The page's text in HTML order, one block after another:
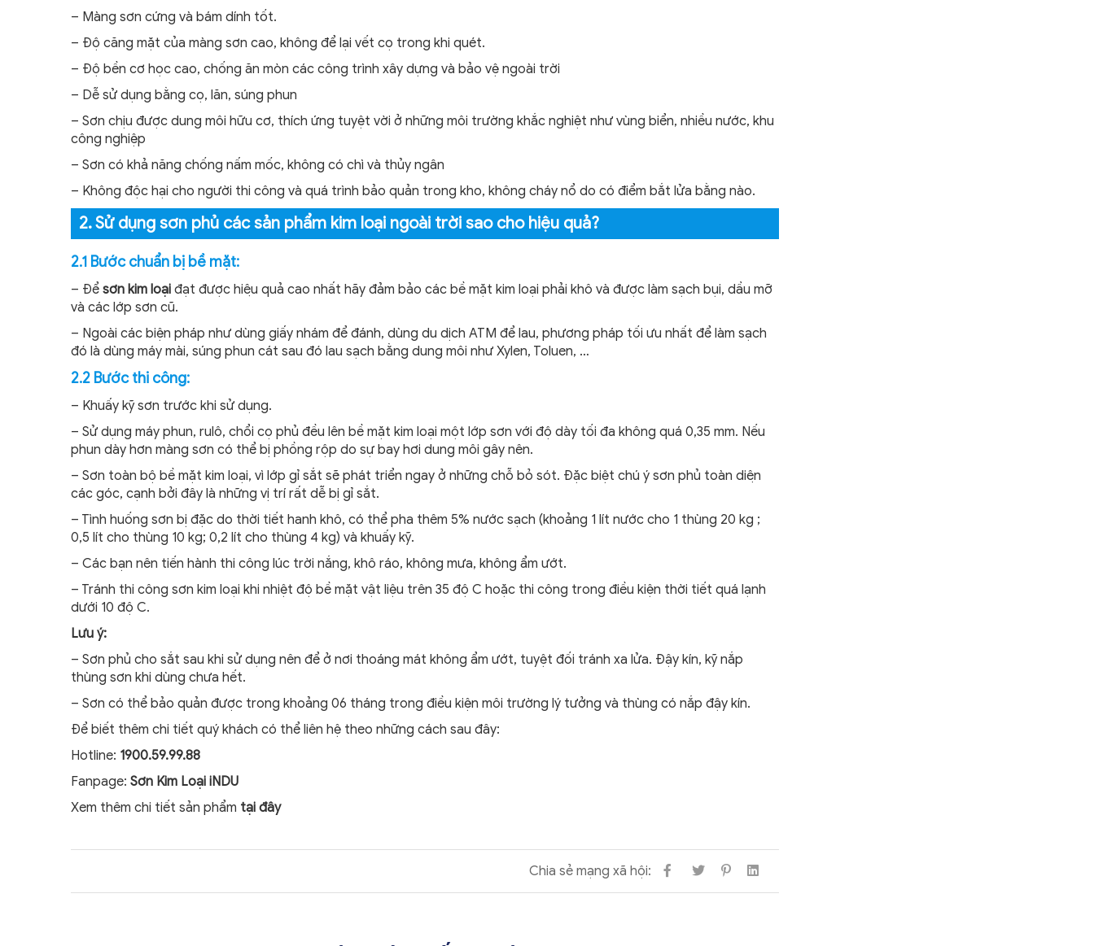
– Màng sơn cứng và bám dính tốt.
– Độ căng mặt của màng sơn cao, không để lại vết cọ trong khi quét.
– Độ bền cơ học cao, chống ăn mòn các công trình xây dựng và bảo vệ ngoài trời
– Dễ sử dụng bằng cọ, lăn, súng phun
– Sơn chịu được dung môi hữu cơ, thích ứng tuyệt vời ở những môi trường khắc nghiệt như vùng biển, nhiều nước, khu
công nghiệp
– Sơn có khả năng chống nấm mốc, không có chì và thủy ngân
– Không độc hại cho người thi công và quá trình bảo quản trong kho, không cháy nổ do có điểm bắt lửa bằng nào.
2. Sử dụng sơn phủ các sản phẩm kim loại ngoài trời sao cho hiệu quả?
2.1 Bước chuẩn bị bề mặt:
– Để sơn kim loại đạt được hiệu quả cao nhất hãy đảm bảo các bề mặt kim loại phải khô và được làm sạch bụi, dầu mỡ
và các lớp sơn cũ.
– Ngoài các biện pháp như dùng giấy nhám để đánh, dùng du dịch ATM để lau, phương pháp tối ưu nhất để làm sạch
đó là dùng máy mài, súng phun cát sau đó lau sạch bằng dung môi như Xylen, Toluen, …
2.2 Bước thi công:
– Khuấy kỹ sơn trước khi sử dụng.
– Sử dụng máy phun, rulô, chổi cọ phủ đều lên bề mặt kim loại một lớp sơn với độ dày tối đa không quá 0,35 mm. Nếu
phun dày hơn màng sơn có thể bị phồng rộp do sự bay hơi dung môi gây nên.
– Sơn toàn bộ bề mặt kim loại, vì lớp gỉ sắt sẽ phát triển ngay ở những chỗ bỏ sót. Đặc biệt chú ý sơn phủ toàn diện
các góc, cạnh bởi đây là những vị trí rất dễ bị gỉ sắt.
– Tình huống sơn bị đặc do thời tiết hanh khô, có thể pha thêm 5% nước sạch (khoảng 1 lít nước cho 1 thùng 20 kg ;
0,5 lít cho thùng 10 kg; 0,2 lít cho thùng 4 kg) và khuấy kỹ.
– Các bạn nên tiến hành thi công lúc trời nắng, khô ráo, không mưa, không ẩm ướt.
– Tránh thi công sơn kim loại khi nhiệt độ bề mặt vật liệu trên 35 độ C hoặc thi công trong điều kiện thời tiết quá lạnh
dưới 10 độ C.
Lưu ý:
– Sơn phủ cho sắt sau khi sử dụng nên để ở nơi thoáng mát không ẩm ướt, tuyệt đối tránh xa lửa. Đậy kín, kỹ nắp
thùng sơn khi dùng chưa hết.
– Sơn có thể bảo quản được trong khoảng 06 tháng trong điều kiện môi trường lý tưởng và thùng có nắp đậy kín.
Để biết thêm chi tiết quý khách có thể liên hệ theo những cách sau đây:
Hotline: 1900.59.99.88
Fanpage: Sơn Kim Loại iNDU
Xem thêm chi tiết sản phẩm tại đây
Chia sẻ mạng xã hội: